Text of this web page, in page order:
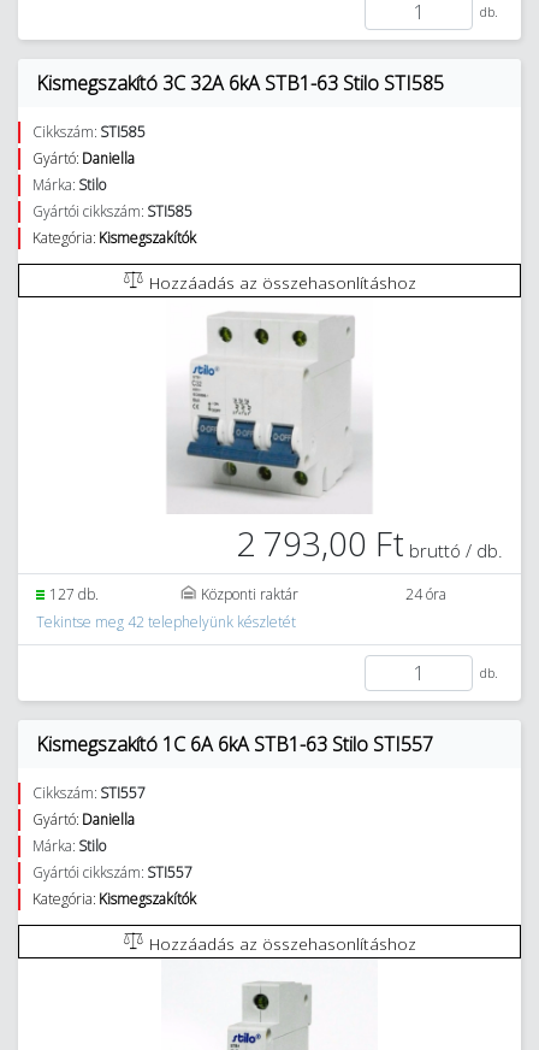
db.
Kismegszakító 3C 32A 6kA STB1-63 Stilo STI585
Cikkszám: STI585
Gyártó: Daniella
Márka: Stilo
Gyártói cikkszám: STI585
Kategória: Kismegszakítók
Hozzáadás az összehasonlításhoz
2 793,00 Ft bruttó / db.
127 db. Központi raktár
24 óra
Tekintse meg 42 telephelyünk készletét
db.
Kismegszakító 1C 6A 6kA STB1-63 Stilo STI557
Cikkszám: STI557
Gyártó: Daniella
Márka: Stilo
Gyártói cikkszám: STI557
Kategória: Kismegszakítók
Hozzáadás az összehasonlításhoz